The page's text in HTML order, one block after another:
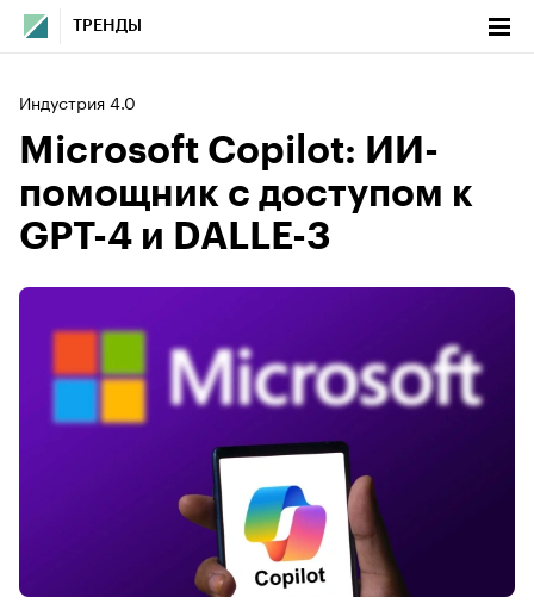
ТРЕНДЫ
Индустрия 4.0
Microsoft Copilot: ИИ-
помощник с доступом к
GPT-4 и DALLE-3